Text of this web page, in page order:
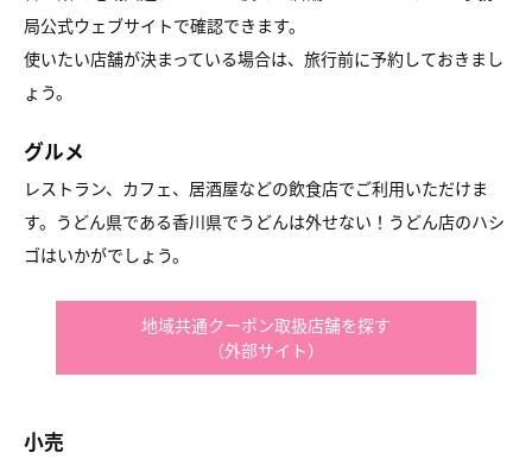
局公式ウェブサイトで確認できます。
使いたい店舗が決まっている場合は、旅行前に予約しておきまし
ょう。
グルメ
レストラン、カフェ、居酒屋などの飲食店でご利用いただけま
す。うどん県である香川県でうどんは外せない！うどん店のハシ
ゴはいかがでしょう。
地域共通クーポン取扱店舗を探す
（外部サイト）
小売